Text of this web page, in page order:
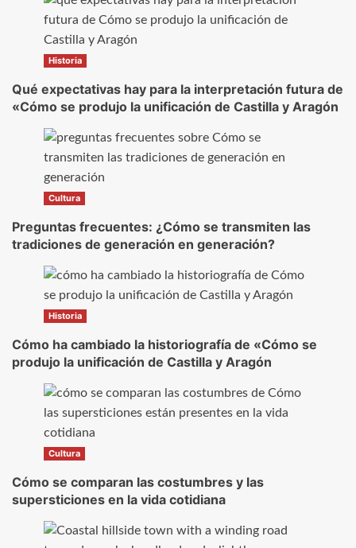
Historia
Qué expectativas hay para la interpretación futura de
«Cómo se produjo la unificación de Castilla y Aragón
Cultura
Preguntas frecuentes: ¿Cómo se transmiten las
tradiciones de generación en generación?
Historia
Cómo ha cambiado la historiografía de «Cómo se
produjo la unificación de Castilla y Aragón
Cultura
Cómo se comparan las costumbres y las
supersticiones en la vida cotidiana